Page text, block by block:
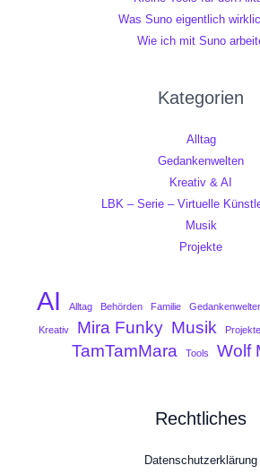
Was Suno eigentlich
Wie ich mit Suno
Kategorien
Alltag
Gedankenwelten
Kreativ & AI
LBK – Serie – Virtuelle
Musik
Projekte
AI Alltag Behörden Familie
Kreativ Mira Funky Musik Projekte
TamTamMara
Tools Wolf
Rechtliches
Datenschutzerklärung